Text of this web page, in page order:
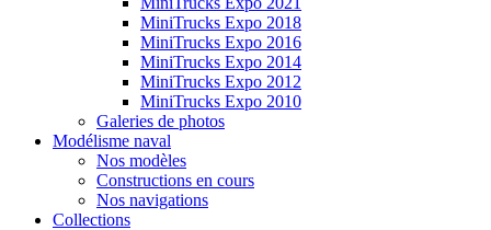
MiniTrucks Expo 2018
MiniTrucks Expo 2016
MiniTrucks Expo 2014
MiniTrucks Expo 2012
MiniTrucks Expo 2010
Galeries de photos
Modélisme naval
Nos modèles
Constructions en cours
Nos navigations
Collections